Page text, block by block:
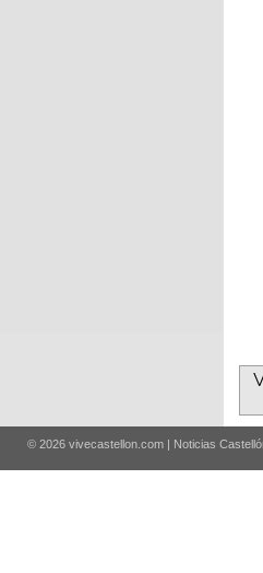
© 2026 vivecastellon.com | Noticias